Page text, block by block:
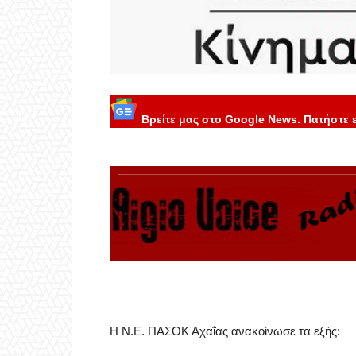
Βρείτε μας στο Google News. Πατήστε
Η Ν.Ε. ΠΑΣΟΚ Αχαΐας ανακοίνωσε τα εξής: